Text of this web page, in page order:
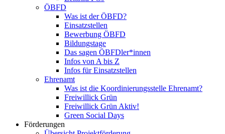
ÖBFD
Was ist der ÖBFD?
Einsatzstellen
Bewerbung ÖBFD
Bildungstage
Das sagen ÖBFDler*innen
Infos von A bis Z
Infos für Einsatzstellen
Ehrenamt
Was ist die Koordinierungsstelle Ehrenamt?
Freiwillick Grün
Freiwillick Grün Aktiv!
Green Social Days
Förderungen